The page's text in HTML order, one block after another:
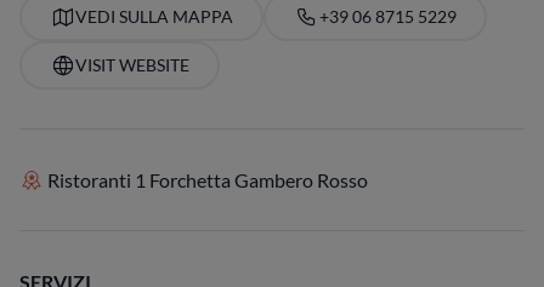
VEDI SULLA MAPPA +39 06 8715 5229
VISIT WEBSITE
Ristoranti 1 Forchetta Gambero Rosso
SERVIZI